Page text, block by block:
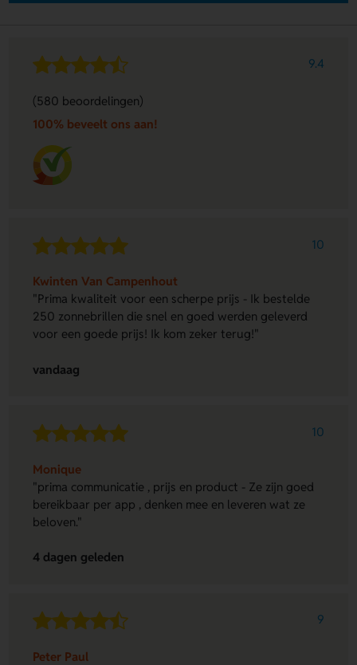
9.4
(580 beoordelingen)
100% beveelt ons aan!
10
Kwinten Van Campenhout
"Prima kwaliteit voor een scherpe prijs - Ik bestelde
250 zonnebrillen die snel en goed werden geleverd
voor een goede prijs! Ik kom zeker terug!"
vandaag
10
Monique
"prima communicatie , prijs en product - Ze zijn goed
bereikbaar per app , denken mee en leveren wat ze
beloven."
4 dagen geleden
9
Peter Paul